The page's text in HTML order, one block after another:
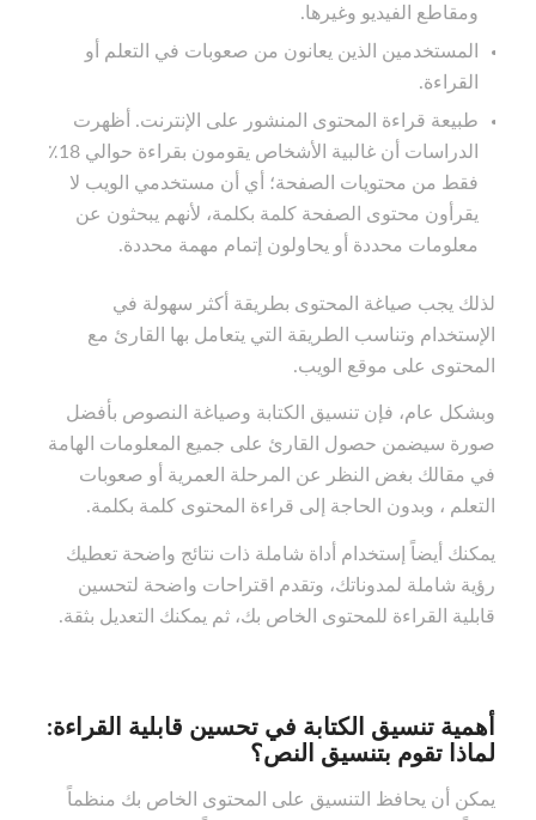
ومقاطع الفيديو وغيرها.
المستخدمين الذين يعانون من صعوبات في التعلم أو
القراءة.
طبيعة قراءة المحتوى المنشور على الإنترنت. أظهرت
الدراسات أن غالبية الأشخاص يقومون بقراءة حوالي 18٪
فقط من محتويات الصفحة؛ أي أن مستخدمي الويب لا
يقرأون محتوى الصفحة كلمة بكلمة، لأنهم يبحثون عن
معلومات محددة أو يحاولون إتمام مهمة محددة.
لذلك يجب صياغة المحتوى بطريقة أكثر سهولة في
الإستخدام وتناسب الطريقة التي يتعامل بها القارئ مع
المحتوى على موقع الويب.
وبشكل عام، فإن تنسيق الكتابة وصياغة النصوص بأفضل
صورة سيضمن حصول القارئ على جميع المعلومات الهامة
في مقالك بغض النظر عن المرحلة العمرية أو صعوبات
التعلم ، وبدون الحاجة إلى قراءة المحتوى كلمة بكلمة.
يمكنك أيضاً إستخدام أداة شاملة ذات نتائج واضحة تعطيك
رؤية شاملة لمدوناتك، وتقدم اقتراحات واضحة لتحسين
قابلية القراءة للمحتوى الخاص بك، ثم يمكنك التعديل بثقة.
أهمية تنسيق الكتابة في تحسين قابلية القراءة:
لماذا تقوم بتنسيق النص؟
يمكن أن يحافظ التنسيق على المحتوى الخاص بك منظماً